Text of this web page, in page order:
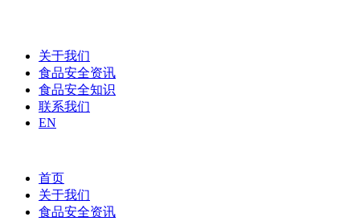
关于我们
食品安全资讯
食品安全知识
联系我们
EN
首页
关于我们
食品安全资讯